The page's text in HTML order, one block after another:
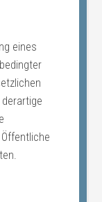
eines